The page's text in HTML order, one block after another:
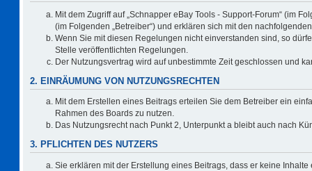
Mit dem Zugriff auf „Schnapper eBay Tools - Support-Forum“ (im
(im Folgenden „Betreiber“) und erklären sich mit den
Wenn Sie mit diesen Regelungen nicht einverstanden sind, so
Stelle veröffentlichten Regelungen.
Der Nutzungsvertrag wird auf unbestimmte Zeit geschlossen und
2. EINRÄUMUNG VON NUTZUNGSRECHTEN
Mit dem Erstellen eines Beitrags erteilen Sie dem Betreiber ein
Rahmen des Boards zu nutzen.
Das Nutzungsrecht nach Punkt 2, Unterpunkt a bleibt auch nach
3. PFLICHTEN DES NUTZERS
Sie erklären mit der Erstellung eines Beitrags, dass er keine